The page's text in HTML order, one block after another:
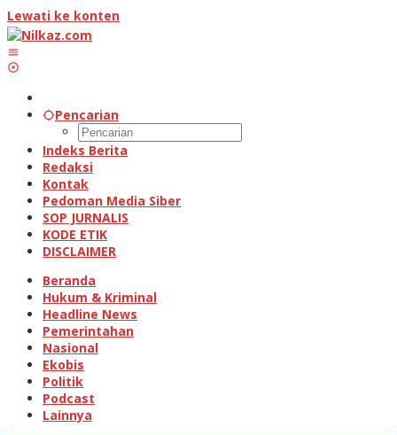
Lewati ke konten
Pencarian
Indeks Berita
Redaksi
Kontak
Pedoman Media Siber
SOP JURNALIS
KODE ETIK
DISCLAIMER
Beranda
Hukum & Kriminal
Headline News
Pemerintahan
Nasional
Ekobis
Politik
Podcast
Lainnya